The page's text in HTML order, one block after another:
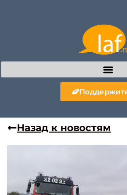
Назад к новостям